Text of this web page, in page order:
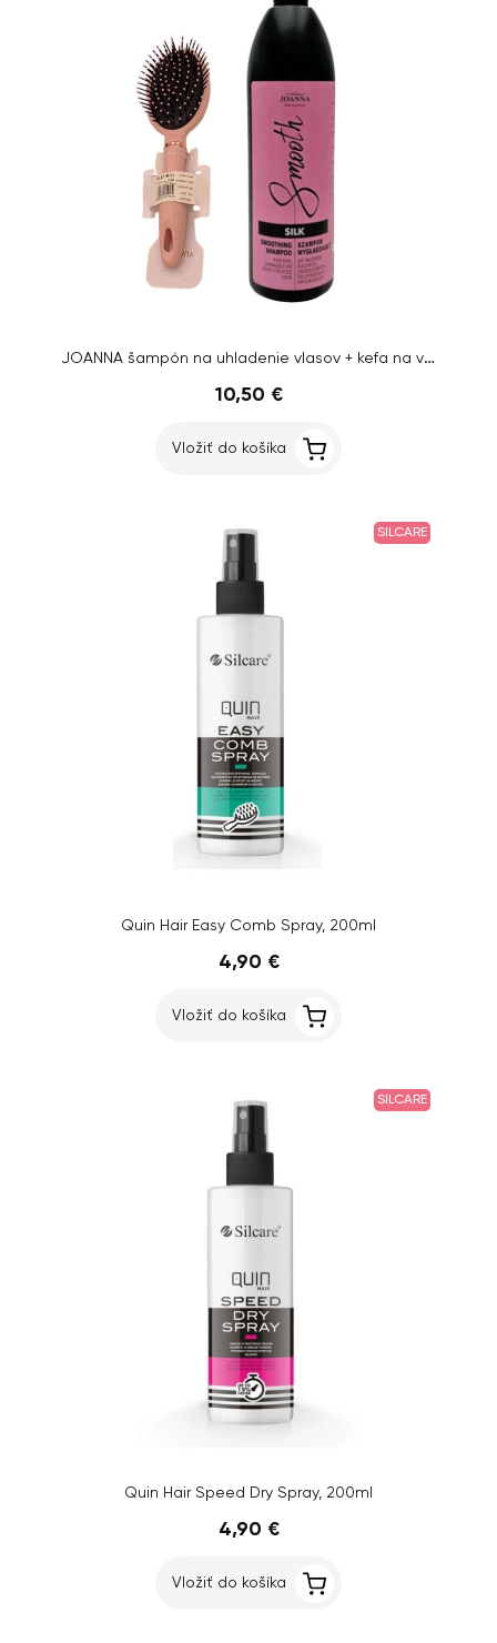
JOANNA šampón na uhladenie vlasov + kefa na vlasy
10,50 €
Vložiť do košíka
SILCARE
Quin Hair Easy Comb Spray, 200ml
4,90 €
Vložiť do košíka
SILCARE
Quin Hair Speed Dry Spray, 200ml
4,90 €
Vložiť do košíka